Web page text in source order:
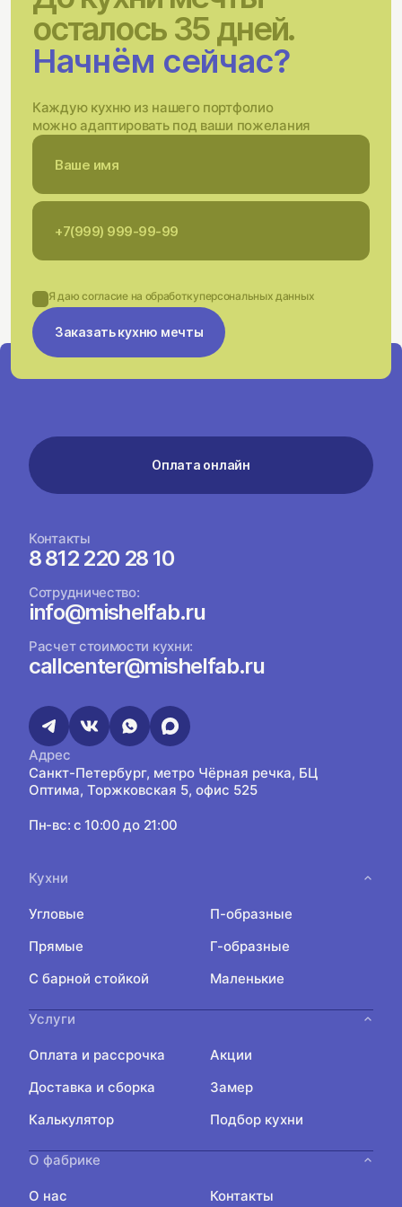
осталось 35 дней.
Начнём сейчас?
Каждую кухню из нашего портфолио
можно адаптировать под ваши пожелания
Я даю согласие на обработкуперсональных данных
Заказать кухню мечты
Оплата онлайн
Контакты
8 812 220 28 10
Сотрудничество:
info@mishelfab.ru
Расчет стоимости кухни:
callcenter@mishelfab.ru
Адрес
Санкт-Петербург, метро Чёрная речка, БЦ
Оптима, Торжковская 5, офис 525
Пн-вс: с 10:00 до 21:00
Кухни
Угловые
П-образные
Прямые
Г-образные
С барной стойкой
Маленькие
Услуги
Оплата и рассрочка
Акции
Доставка и сборка
Замер
Калькулятор
Подбор кухни
О фабрике
О нас Контакты